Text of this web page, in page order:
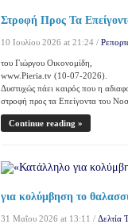
Στροφή Προς Τα
10 Ιουλίου 2026 at 21:24 /
του Γιώργου Οικονομίδη,
www.Pieria.tv (10-07-2026).
Δυστυχώς πάει καιρός που η
στροφή προς τα Επείγοντα του
Continue reading »
για κολύμβηση το
31 Μαΐου 2026 at 13:11 / Δελτία